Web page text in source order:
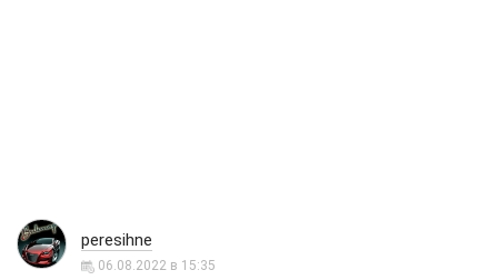
peresihne
06.08.2022 в 15:35